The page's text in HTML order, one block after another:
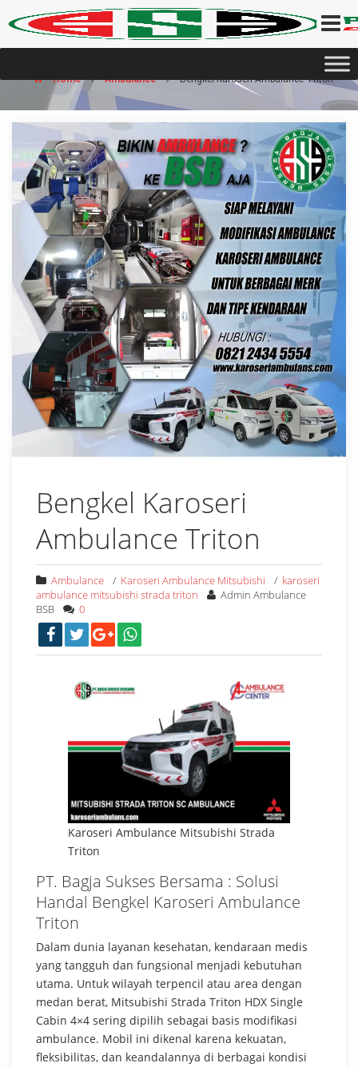
Home Ambulance Bengkel Karoseri Ambulance Triton
Bengkel Karoseri
Ambulance Triton
Ambulance / Karoseri Ambulance Mitsubishi / karoseri
ambulance mitsubishi strada triton
Admin Ambulance
BSB
0
Karoseri Ambulance Mitsubishi Strada
Triton
PT. Bagja Sukses Bersama : Solusi
Handal Bengkel Karoseri Ambulance
Triton
Dalam dunia layanan kesehatan, kendaraan medis
yang tangguh dan fungsional menjadi kebutuhan
utama. Untuk wilayah terpencil atau area dengan
medan berat, Mitsubishi Strada Triton HDX Single
Cabin 4×4 sering dipilih sebagai basis modifikasi
ambulance. Mobil ini dikenal karena kekuatan,
fleksibilitas, dan keandalannya di berbagai kondisi